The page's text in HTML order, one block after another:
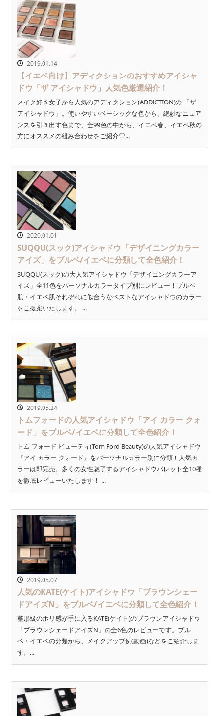
2019.01.14
【イエベ向け】アディクションのおすすめアイシャ
ドウ「ザ アイシャドウ」人気色厳選紹介！
メイク好き女子から人気のアディクション(ADDICTION)の 「ザ
アイシャドウ」。使いやすいベーシックな色から、絶妙なニュア
ンスを引き出す色まで、全99色の中から、イエベ春、イエベ秋の
方にオススメの組み合わせをご紹介♡...
2020.01.01
SUQQU(スック)アイシャドウ「デザイニングカラー
アイズ」をブルベ/イエベに分類して全色紹介！
SUQQU(スック)の大人気アイシャドウ「デザイニングカラーア
イズ」全11色をパーソナルカラータイプ別にレビュー！ブルベ
肌・イエベ肌それぞれに似合うなベストなアイシャドウのカラー
をご提案いたします。 ...
2019.05.24
トムフォードの人気アイシャドウ「アイ カラー クォ
ード」をブルベ/イエベに分類して全色紹介！
トム フォード ビューティ(Tom Ford Beauty)の人気アイシャドウ
『アイ カラー クォード』をパーソナルカラー別に分類！人気カ
ラーは即完売。多くの女性魅了するアイシャドウパレット全10種
を徹底レビューいたします！ ...
2019.05.07
人気のKATE(ケイト)アイシャドウ「ブラウンシェー
ドアイズN」をブルベ/イエベに分類して全色紹介！
整形級のホリ感が手に入るKATE(ケイト)のブラウンアイシャドウ
「ブラウンシェードアイズN」の全6色のレビューです。ブル
ベ・イエベの分類から、メイクアップ例(動画)などをご紹介しま
す。...